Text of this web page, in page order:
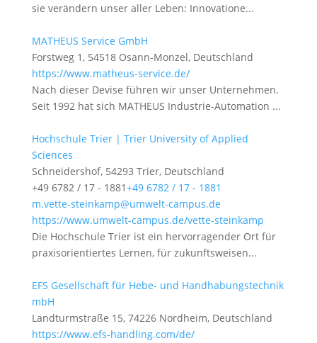
sie verändern unser aller Leben: Innovatione...
MATHEUS Service GmbH
Forstweg 1, 54518 Osann-Monzel, Deutschland
https://www.matheus-service.de/
Nach dieser Devise führen wir unser Unternehmen.
Seit 1992 hat sich MATHEUS Industrie-Automation ...
Hochschule Trier | Trier University of Applied
Sciences
Schneidershof, 54293 Trier, Deutschland
+49 6782 / 17 - 1881+49 6782 / 17 - 1881
m.vette-steinkamp@umwelt-campus.de
https://www.umwelt-campus.de/vette-steinkamp
Die Hochschule Trier ist ein hervorragender Ort für
praxisorientiertes Lernen, für zukunftsweisen...
EFS Gesellschaft für Hebe- und Handhabungstechnik
mbH
Landturmstraße 15, 74226 Nordheim, Deutschland
https://www.efs-handling.com/de/